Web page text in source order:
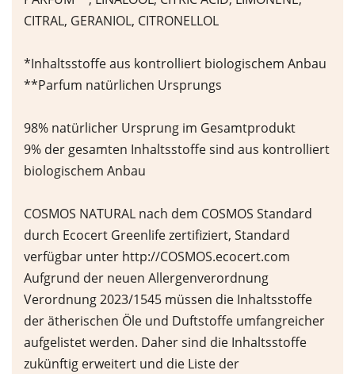
CITRAL, GERANIOL, CITRONELLOL
*Inhaltsstoffe aus kontrolliert biologischem Anbau
**Parfum natürlichen Ursprungs
98% natürlicher Ursprung im Gesamtprodukt
9% der gesamten Inhaltsstoffe sind aus kontrolliert
biologischem Anbau
COSMOS NATURAL nach dem COSMOS Standard
durch Ecocert Greenlife zertifiziert, Standard
verfügbar unter http://COSMOS.ecocert.com
Aufgrund der neuen Allergenverordnung
Verordnung 2023/1545 müssen die Inhaltsstoffe
der ätherischen Öle und Duftstoffe umfangreicher
aufgelistet werden. Daher sind die Inhaltsstoffe
zukünftig erweitert und die Liste der